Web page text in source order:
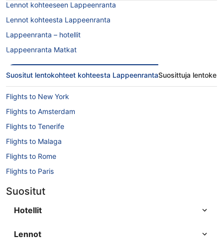
Lennot kohteeseen Lappeenranta
Lennot kohteesta Lappeenranta
Lappeenranta – hotellit
Lappeenranta Matkat
Suositut lentokohteet kohteesta LappeenrantaSuosittuja
Flights to New York
Flights to Amsterdam
Flights to Tenerife
Flights to Malaga
Flights to Rome
Flights to Paris
Flights to Berlin
Suositut
Hotellit
Lennot